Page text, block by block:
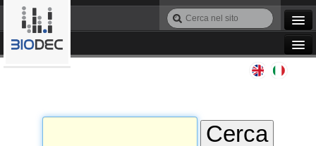
Cerca
nel
Ricerca
Automazione